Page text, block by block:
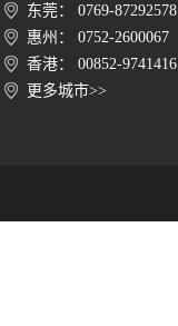
东莞： 0769-87292578
惠州： 0752-2600067
香港： 00852-9741416
更多城市>>